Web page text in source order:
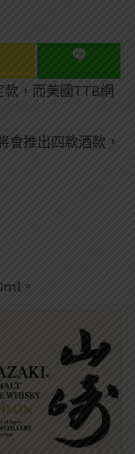
，而美國TTB網
會推出四款酒款，
。